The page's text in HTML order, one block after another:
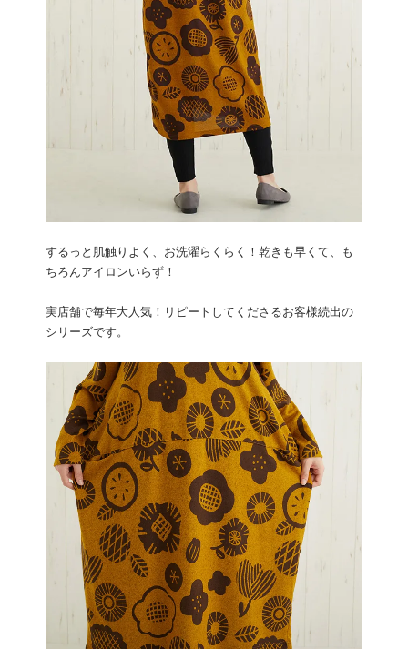
するっと肌触りよく、お洗濯らくらく！乾きも早くて、も
ちろんアイロンいらず！
実店舗で毎年大人気！リピートしてくださるお客様続出の
シリーズです。